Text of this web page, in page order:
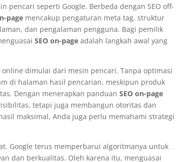
pencari seperti Google. Berbeda dengan SEO off-
page mencakup pengaturan meta tag, struktur
dan pengalaman pengguna. Bagi pemilik
SEO on-page adalah langkah awal yang
dimulai dari mesin pencari. Tanpa optimasi
di halaman hasil pencarian, meskipun produk
Dengan menerapkan panduanSEO on-page
tetapi juga membangun otoritas dan
maksimal, Anda juga perlu memahami strategi
Google terus memperbarui algoritmanya untuk
dan berkualitas. Oleh karena itu, menguasai